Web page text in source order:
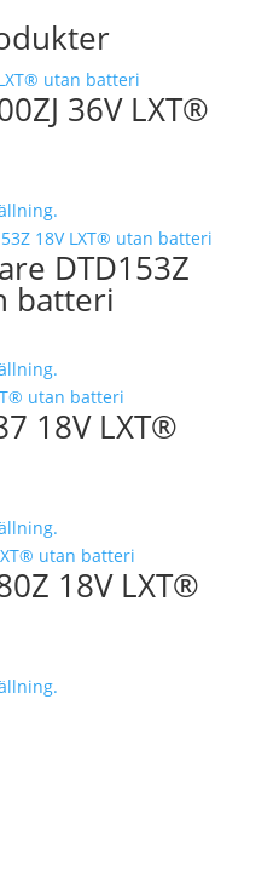
36V LXT®
DTD153Z
batteri
18V LXT®
18V LXT®